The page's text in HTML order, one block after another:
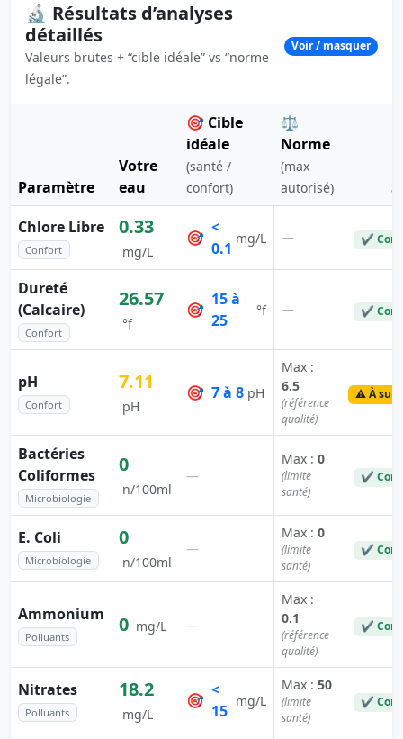
🔬 Résultats d’analyses
détaillés
Valeurs brutes + “cible idéale” vs “norme
légale”.
Voir / masquer
Paramètre
Votre
eau
🎯 Cible
idéale
(santé /
confort)
⚖️
Norme
(max
autorisé)
Chlore Libre
Confort
0.33
mg/L
🎯
<
0.1
mg/L — ✔
Dureté
(Calcaire)
Confort
26.57
°f
🎯
15 à
25
°f — ✔
pH
Confort
7.11
pH
🎯 7 à 8 pH
Max :
6.5
(référence
qualité)
⚠️ À
Bactéries
Coliformes
Microbiologie
0
n/100ml
—
Max : 0
(limite
santé)
✔
E. Coli
Microbiologie
0
n/100ml
—
Max : 0
(limite
santé)
✔
Ammonium
Polluants
0 mg/L —
Max :
0.1
(référence
qualité)
✔
Nitrates
Polluants
18.2
mg/L
🎯
<
15
mg/L
Max : 50
(limite
santé)
✔